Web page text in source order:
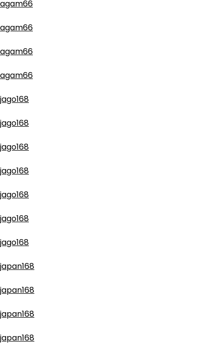
agam66
agam66
agam66
agam66
jago168
jago168
jago168
jago168
jago168
jago168
jago168
japan168
japan168
japan168
japan168